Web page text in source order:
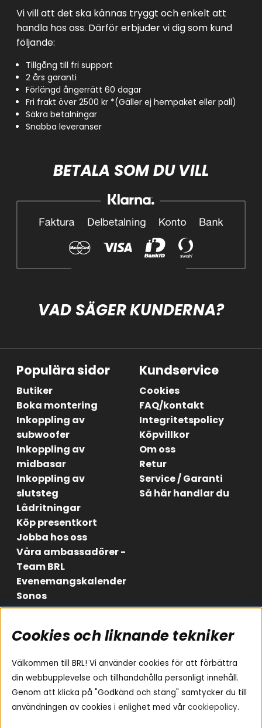
Vi vill att det ska kännas tryggt och enkelt att
handla hos oss. Därför erbjuder vi dig som kund
följande:
Tillgång till fri support
2 års garanti
Förlängd ångerrätt 60 dagar
Fri frakt över 2500 kr *(Gäller ej hempaket eller pall)
Säkra betalningar
Snabba leveranser
BETALA SOM DU VILL
VAD SÄGER KUNDERNA?
Populära sidor
Butiker
Boka montering
Inkoppling av
subwoofer
Inkoppling av
midbasar
Inkoppling av
slutsteg
Lådritningar
Köp presentkort
Jobba hos oss
Våra ambassadörer -
Team BRL
Evenemangskalender
Sonos
Kundservice
Cookies
FAQ/kontakt
Integritetspolicy
Köpvillkor
Om oss
Retur
Service / Garanti
Så här handlar du
Områden
Billjud
Hemmaljud
Medarbetare
Vad passar i min bil
Yamaha Musiccast
Följ oss
Instagram
Facebook
Youtube
Cookies och liknande tekniker
Välkommen till BRL! Vi använder cookies för att förbättra
din webbupplevelse och tillhandahålla personligt innehåll.
Genom att klicka på "Godkänd och stäng" samtycker du till
användningen av cookies i enlighet med vår cookiepolicy.